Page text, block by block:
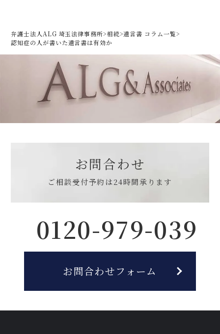
弁護士法人ALG 埼玉法律事務所>相続>遺言書 コラム一覧>
認知症の人が書いた遺言書は有効か
お問合わせ
ご相談受付予約は24時間承ります
0120-979-039
お問合わせフォーム